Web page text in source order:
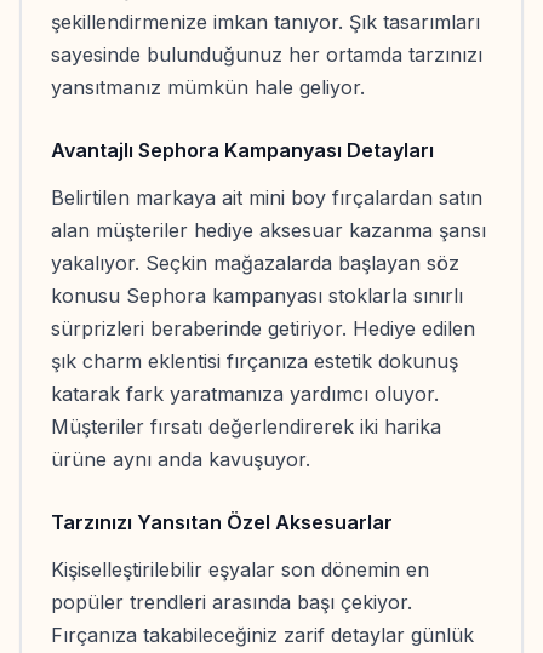
şekillendirmenize imkan tanıyor. Şık tasarımları
sayesinde bulunduğunuz her ortamda tarzınızı
yansıtmanız mümkün hale geliyor.
Avantajlı Sephora Kampanyası Detayları
Belirtilen markaya ait mini boy fırçalardan satın
alan müşteriler hediye aksesuar kazanma şansı
yakalıyor. Seçkin mağazalarda başlayan söz
konusu Sephora kampanyası stoklarla sınırlı
sürprizleri beraberinde getiriyor. Hediye edilen
şık charm eklentisi fırçanıza estetik dokunuş
katarak fark yaratmanıza yardımcı oluyor.
Müşteriler fırsatı değerlendirerek iki harika
ürüne aynı anda kavuşuyor.
Tarzınızı Yansıtan Özel Aksesuarlar
Kişiselleştirilebilir eşyalar son dönemin en
popüler trendleri arasında başı çekiyor.
Fırçanıza takabileceğiniz zarif detaylar günlük